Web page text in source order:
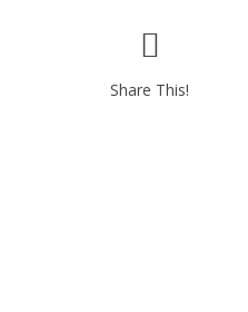
Share This!